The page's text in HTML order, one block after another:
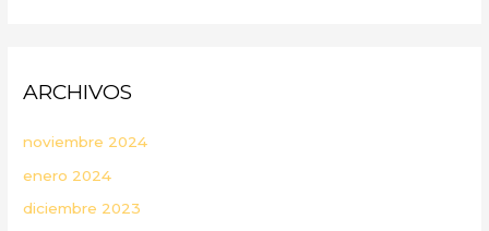
ARCHIVOS
noviembre 2024
enero 2024
diciembre 2023